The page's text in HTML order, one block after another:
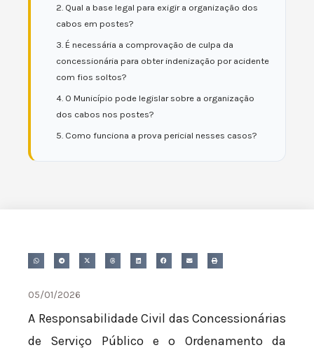
2. Qual a base legal para exigir a organização dos
cabos em postes?
3. É necessária a comprovação de culpa da
concessionária para obter indenização por acidente
com fios soltos?
4. O Município pode legislar sobre a organização
dos cabos nos postes?
5. Como funciona a prova pericial nesses casos?
05/01/2026
A Responsabilidade Civil das Concessionárias
de Serviço Público e o Ordenamento da